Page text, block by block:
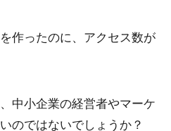
作ったのに、アクセス数が
中小企業の経営者やマーケ
のではないでしょうか？